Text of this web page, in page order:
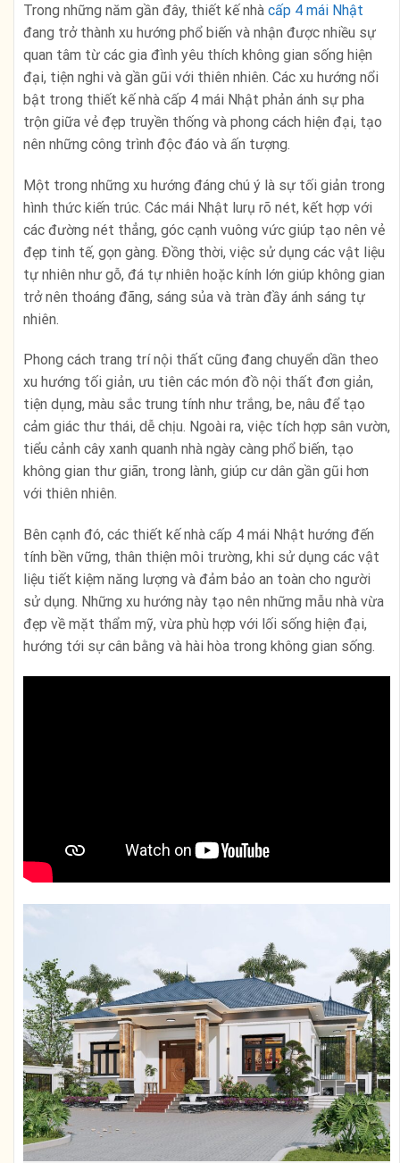
Trong những năm gần đây, thiết kế nhà cấp 4 mái Nhật
đang trở thành xu hướng phổ biến và nhận được nhiều sự
quan tâm từ các gia đình yêu thích không gian sống hiện
đại, tiện nghi và gần gũi với thiên nhiên. Các xu hướng nổi
bật trong thiết kế nhà cấp 4 mái Nhật phản ánh sự pha
trộn giữa vẻ đẹp truyền thống và phong cách hiện đại, tạo
nên những công trình độc đáo và ấn tượng.
Một trong những xu hướng đáng chú ý là sự tối giản trong
hình thức kiến trúc. Các mái Nhật lurụ rõ nét, kết hợp với
các đường nét thẳng, góc cạnh vuông vức giúp tạo nên vẻ
đẹp tinh tế, gọn gàng. Đồng thời, việc sử dụng các vật liệu
tự nhiên như gỗ, đá tự nhiên hoặc kính lớn giúp không gian
trở nên thoáng đãng, sáng sủa và tràn đầy ánh sáng tự
nhiên.
Phong cách trang trí nội thất cũng đang chuyển dần theo
xu hướng tối giản, ưu tiên các món đồ nội thất đơn giản,
tiện dụng, màu sắc trung tính như trắng, be, nâu để tạo
cảm giác thư thái, dễ chịu. Ngoài ra, việc tích hợp sân vườn,
tiểu cảnh cây xanh quanh nhà ngày càng phổ biến, tạo
không gian thư giãn, trong lành, giúp cư dân gần gũi hơn
với thiên nhiên.
Bên cạnh đó, các thiết kế nhà cấp 4 mái Nhật hướng đến
tính bền vững, thân thiện môi trường, khi sử dụng các vật
liệu tiết kiệm năng lượng và đảm bảo an toàn cho người
sử dụng. Những xu hướng này tạo nên những mẫu nhà vừa
đẹp về mặt thẩm mỹ, vừa phù hợp với lối sống hiện đại,
hướng tới sự cân bằng và hài hòa trong không gian sống.